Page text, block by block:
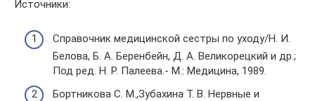
Источники:
Справочник медицинской сестры по уходу/Н. И.
Белова, Б. А. Беренбейн, Д. А. Великорецкий и др.;
Под ред. Н. Р. Палеева.- М.: Медицина, 1989.
Бортникова С. М.,Зубахина Т. В. Нервные и